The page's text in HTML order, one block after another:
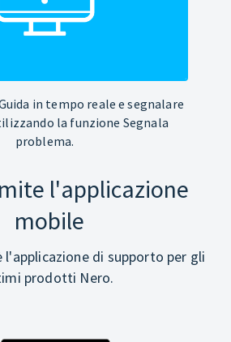
in tempo reale e segnalare
la funzione Segnala
problema.
l'applicazione
mobile
l'applicazione di supporto per gli
prodotti Nero.